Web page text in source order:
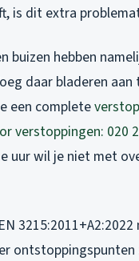
is dit extra
buizen hebben
daar bladeren
een complete
verstoppingen: 020
uur wil je niet met
ontstoppingspunten